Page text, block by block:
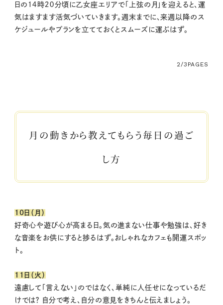
日の１４時２０分頃に乙女座エリアで「上弦の月」を迎えると、運
気はますます活気づいていきます。週末までに、来週以降のス
ケジュールやプランを立てておくとスムーズに運ぶはず。
2/3 PAGES
月の動きから教えてもらう毎日の過ご
し方
10日（月）
好奇心や遊び心が高まる日。気の進まない仕事や勉強は、好き
な音楽をお供にすると捗るはず。おしゃれなカフェも開運スポッ
ト。
11日（火）
遠慮して「言えない」のではなく、単純に人任せになっているだ
けでは？ 自分で考え、自分の意見をきちんと伝えましょう。